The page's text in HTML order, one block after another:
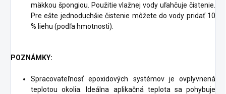
mäkkou špongiou. Použitie vlažnej vody uľahčuje čistenie.
Pre ešte jednoduchšie čistenie môžete do vody pridať 10
% liehu (podľa hmotnosti).
POZNÁMKY:
Spracovateľnosť epoxidových systémov je ovplyvnená
teplotou okolia. Ideálna aplikačná teplota sa pohybuje